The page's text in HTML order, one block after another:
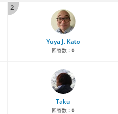
2
Yuya J. Kato
回答数： 0
Taku
回答数： 0